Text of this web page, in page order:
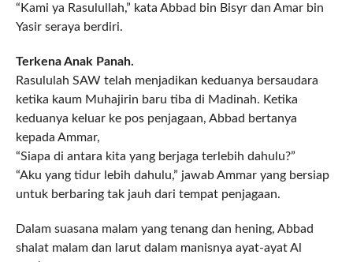
“Kami ya Rasulullah,” kata Abbad bin Bisyr dan Amar bin
Yasir seraya berdiri.
Terkena Anak Panah.
Rasululah SAW telah menjadikan keduanya bersaudara
ketika kaum Muhajirin baru tiba di Madinah. Ketika
keduanya keluar ke pos penjagaan, Abbad bertanya
kepada Ammar,
“Siapa di antara kita yang berjaga terlebih dahulu?”
“Aku yang tidur lebih dahulu,” jawab Ammar yang bersiap
untuk berbaring tak jauh dari tempat penjagaan.
Dalam suasana malam yang tenang dan hening, Abbad
shalat malam dan larut dalam manisnya ayat-ayat Al